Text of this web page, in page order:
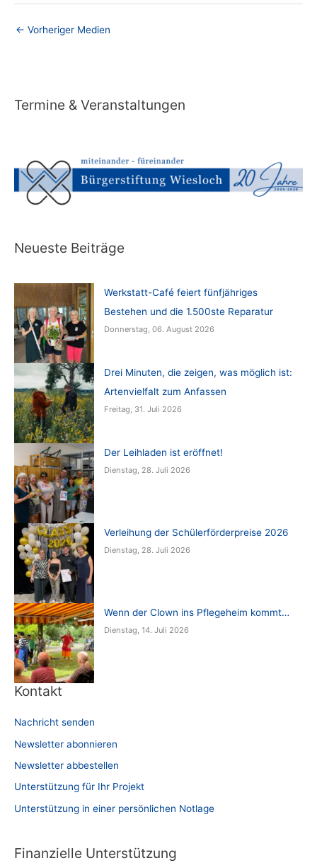
← Vorheriger Medien
Termine & Veranstaltungen
Neueste Beiträge
Werkstatt-Café feiert fünfjähriges
Bestehen und die 1.500ste Reparatur
Donnerstag, 06. August 2026
Drei Minuten, die zeigen, was möglich ist:
Artenvielfalt zum Anfassen
Freitag, 31. Juli 2026
Der Leihladen ist eröffnet!
Dienstag, 28. Juli 2026
Verleihung der Schülerförderpreise 2026
Dienstag, 28. Juli 2026
Wenn der Clown ins Pflegeheim kommt…
Dienstag, 14. Juli 2026
Kontakt
Nachricht senden
Newsletter abonnieren
Newsletter abbestellen
Unterstützung für Ihr Projekt
Unterstützung in einer persönlichen Notlage
Finanzielle Unterstützung